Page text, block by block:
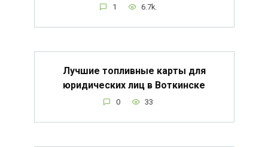
1 6.7k.
Лучшие топливные карты для
юридических лиц в Воткинске
0 33